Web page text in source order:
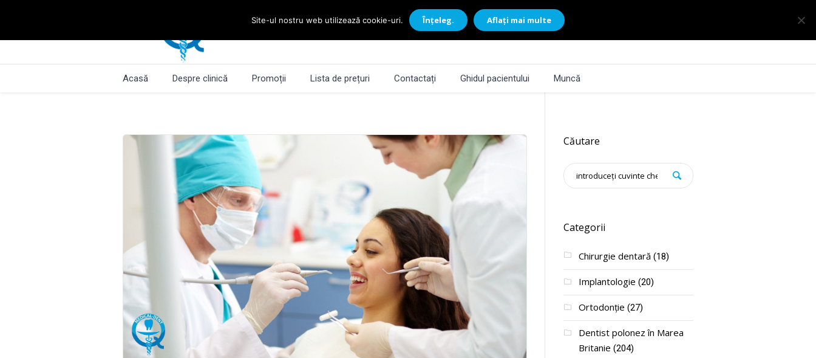
Acasă Despre clinică Promoții Lista de prețuri Contactați Ghidul pacientului Muncă
Căutare
Categorii
Chirurgie dentară(18)
Implantologie (20)
Ortodonție (27)
Dentist polonez în Marea
Britanie (204)
Site-ul nostru web utilizează cookie-uri. Înțeleg. Aflați mai multe